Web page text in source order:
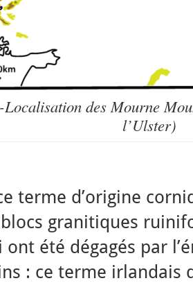
des Mourne
l’Ulster)
terme d’origine
granitiques
ont été dégagés par
: ce terme irlandais